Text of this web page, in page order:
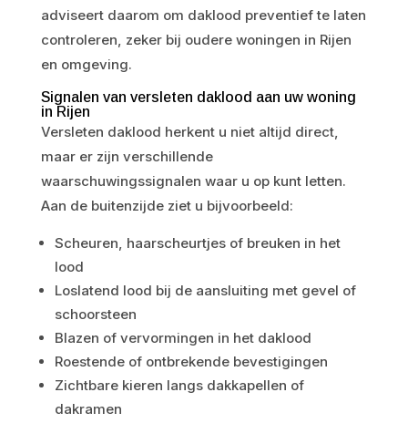
adviseert daarom om daklood preventief te laten
controleren, zeker bij oudere woningen in Rijen
en omgeving.
Signalen van versleten daklood aan uw woning
in Rijen
Versleten daklood herkent u niet altijd direct,
maar er zijn verschillende
waarschuwingssignalen waar u op kunt letten.
Aan de buitenzijde ziet u bijvoorbeeld:
Scheuren, haarscheurtjes of breuken in het
lood
Loslatend lood bij de aansluiting met gevel of
schoorsteen
Blazen of vervormingen in het daklood
Roestende of ontbrekende bevestigingen
Zichtbare kieren langs dakkapellen of
dakramen